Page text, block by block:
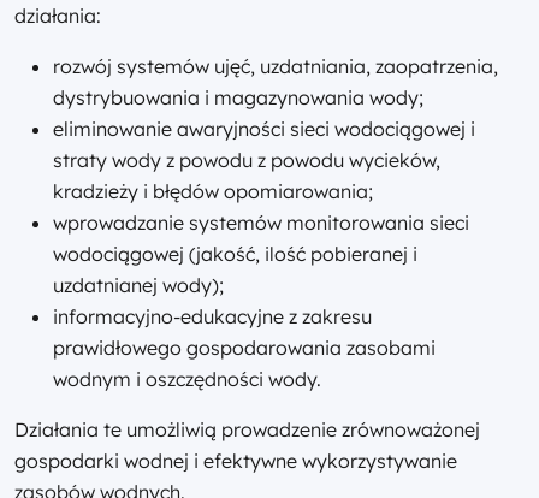
działania:
rozwój systemów ujęć, uzdatniania, zaopatrzenia,
dystrybuowania i magazynowania wody;
eliminowanie awaryjności sieci wodociągowej i
straty wody z powodu z powodu wycieków,
kradzieży i błędów opomiarowania;
wprowadzanie systemów monitorowania sieci
wodociągowej (jakość, ilość pobieranej i
uzdatnianej wody);
informacyjno-edukacyjne z zakresu
prawidłowego gospodarowania zasobami
wodnym i oszczędności wody.
Działania te umożliwią prowadzenie zrównoważonej
gospodarki wodnej i efektywne wykorzystywanie
zasobów wodnych.